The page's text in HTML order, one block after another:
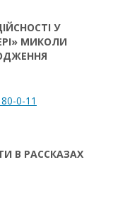
У
МИКОЛИ
0-11
В РАССКАЗАХ